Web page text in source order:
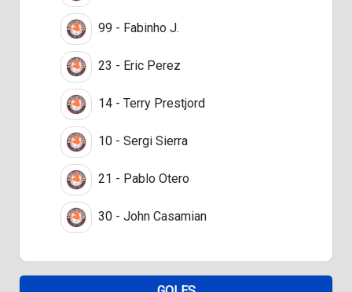
99 - Fabinho J.
23 - Eric Perez
14 - Terry Prestjord
10 - Sergi Sierra
21 - Pablo Otero
30 - John Casamian